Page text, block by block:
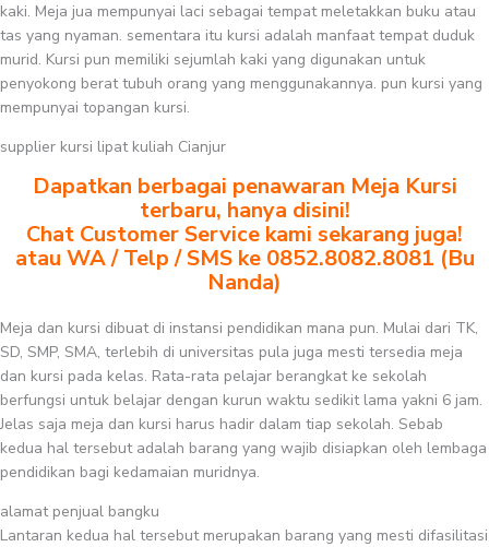
kaki. Meja jua mempunyai laci sebagai tempat meletakkan buku atau
tas yang nyaman. sementara itu kursi adalah manfaat tempat duduk
murid. Kursi pun memiliki sejumlah kaki yang digunakan untuk
penyokong berat tubuh orang yang menggunakannya. pun kursi yang
mempunyai topangan kursi.
supplier kursi lipat kuliah Cianjur
Dapatkan berbagai penawaran Meja Kursi
terbaru, hanya disini!
Chat Customer Service kami sekarang juga!
atau WA / Telp / SMS ke 0852.8082.8081 (Bu
Nanda)
Meja dan kursi dibuat di instansi pendidikan mana pun. Mulai dari TK,
SD, SMP, SMA, terlebih di universitas pula juga mesti tersedia meja
dan kursi pada kelas. Rata-rata pelajar berangkat ke sekolah
berfungsi untuk belajar dengan kurun waktu sedikit lama yakni 6 jam.
Jelas saja meja dan kursi harus hadir dalam tiap sekolah. Sebab
kedua hal tersebut adalah barang yang wajib disiapkan oleh lembaga
pendidikan bagi kedamaian muridnya.
alamat penjual bangku
Lantaran kedua hal tersebut merupakan barang yang mesti difasilitasi